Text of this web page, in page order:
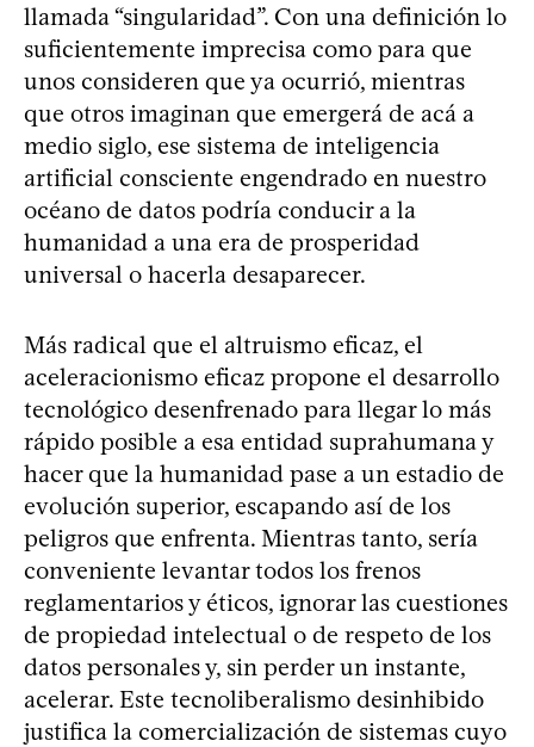
llamada “singularidad”. Con una definición lo
suficientemente imprecisa como para que
unos consideren que ya ocurrió, mientras
que otros imaginan que emergerá de acá a
medio siglo, ese sistema de inteligencia
artificial consciente engendrado en nuestro
océano de datos podría conducir a la
humanidad a una era de prosperidad
universal o hacerla desaparecer.
Más radical que el altruismo eficaz, el
aceleracionismo eficaz propone el desarrollo
tecnológico desenfrenado para llegar lo más
rápido posible a esa entidad suprahumana y
hacer que la humanidad pase a un estadio de
evolución superior, escapando así de los
peligros que enfrenta. Mientras tanto, sería
conveniente levantar todos los frenos
reglamentarios y éticos, ignorar las cuestiones
de propiedad intelectual o de respeto de los
datos personales y, sin perder un instante,
acelerar. Este tecnoliberalismo desinhibido
justifica la comercialización de sistemas cuyo